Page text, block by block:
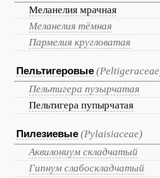
Меланелия мрачная
Меланелия тёмная
Пармелия кругловатая
Пельтигеровые
Пельтигера пузырчатая
Пельтигера пупырчатая
Пилезиевые (Pylaisiaceae)
Аквилониум складчатый
Гипнум слабоскладчатый